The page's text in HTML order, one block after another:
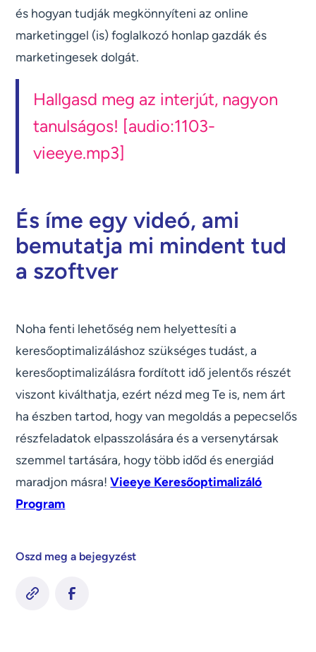
és hogyan tudják megkönnyíteni az online
marketinggel (is) foglalkozó honlap gazdák és
marketingesek dolgát.
Hallgasd meg az interjút, nagyon
tanulságos! [audio:1103-
vieeye.mp3]
És íme egy videó, ami
bemutatja mi mindent tud
a szoftver
Noha fenti lehetőség nem helyettesíti a
keresőoptimalizáláshoz szükséges tudást, a
keresőoptimalizálásra fordított idő jelentős részét
viszont kiválthatja, ezért nézd meg Te is, nem árt
ha észben tartod, hogy van megoldás a pepecselős
részfeladatok elpasszolására és a versenytársak
szemmel tartására, hogy több időd és energiád
maradjon másra!Vieeye Keresőoptimalizáló
Program
Oszd meg a bejegyzést